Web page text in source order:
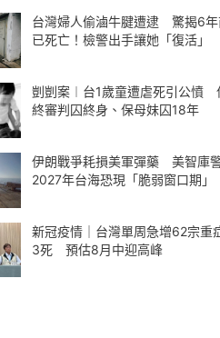
台灣婦人偷滷牛腱遭逮 驚揭6
已死亡！檢警出手讓她「復活」
剴剴案︱台1歲童遭虐死引公憤
終審判囚終身、保母妹囚18年
伊朗戰爭耗損美軍彈藥 美智庫
2027年台海恐現「脆弱窗口期」
新冠疫情｜台灣單周急增62宗重
3死 預估8月中迎高峰